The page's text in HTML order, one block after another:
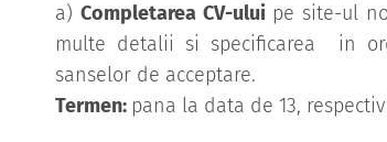
a) Completarea CV-ului pe site-ul
multe detalii si specificarea in
sanselor de acceptare.
Termen: pana la data de 13, respectiv